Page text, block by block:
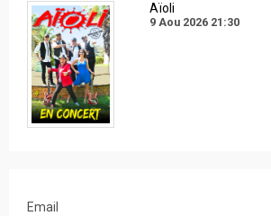
Aïoli
9 Aou 2026 21:30
Email